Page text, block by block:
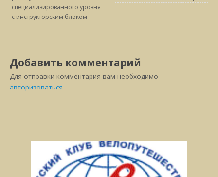
специализированного уровня
с инструкторским блоком
Добавить комментарий
Для отправки комментария вам необходимо
авторизоваться.